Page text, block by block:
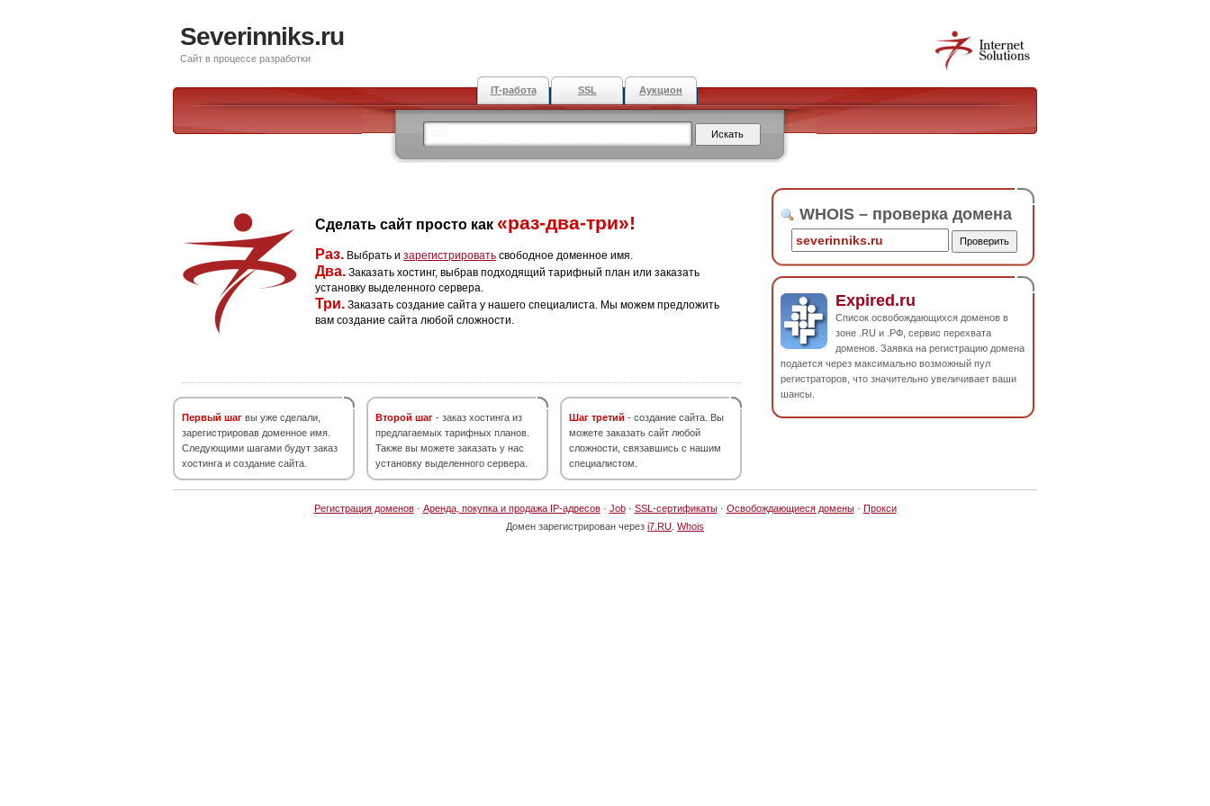
Severinniks.ru
Сайт в процессе разработки
IT-работа SSL Аукцион
Сделать сайт просто как «раз-два-три»!
Раз. Выбрать и зарегистрировать свободное доменное имя.
Два. Заказать хостинг, выбрав подходящий тарифный план или заказать
установку выделенного сервера.
Три. Заказать создание сайта у нашего специалиста. Мы можем предложить
вам создание сайта любой сложности.
Первый шаг вы уже сделали,
зарегистрировав доменное имя.
Следующими шагами будут заказ
хостинга и создание сайта.
Второй шаг - заказ хостинга из
предлагаемых тарифных планов.
Также вы можете заказать у нас
установку выделенного сервера.
Шаг третий - создание сайта. Вы
можете заказать сайт любой
сложности, связавшись с нашим
специалистом.
WHOIS – проверка домена
Expired.ru
Список освобождающихся доменов в
зоне .RU и .РФ, сервис перехвата
доменов. Заявка на регистрацию домена
подается через максимально возможный пул
регистраторов, что значительно увеличивает ваши
шансы.
Регистрация доменов· Аренда, покупка и продажа IP-адресов· Job· SSL-сертификаты· Освобождающиеся домены· Прокси
Домен зарегистрирован через i7.RU Whois